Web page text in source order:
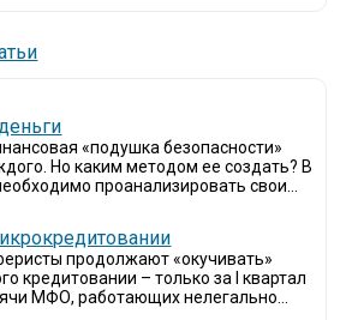
«подушка безопасности»
Но каким методом ее создать? В
проанализировать свои...
продолжают «окучивать»
кредитовании – только за I квартал
МФО, работающих нелегально...